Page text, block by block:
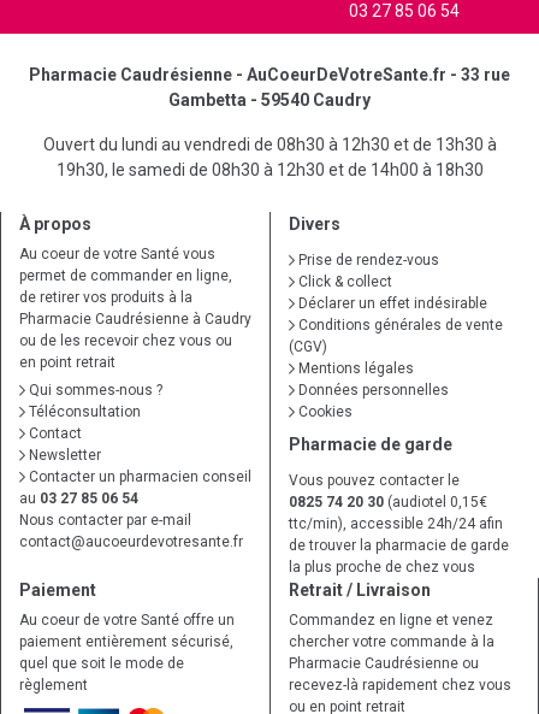
03 27 85 06 54
Pharmacie Caudrésienne - AuCoeurDeVotreSante.fr - 33 rue
Gambetta - 59540 Caudry
Ouvert du lundi au vendredi de 08h30 à 12h30 et de 13h30 à
19h30, le samedi de 08h30 à 12h30 et de 14h00 à 18h30
À propos
Au coeur de votre Santé vous
permet de commander en ligne,
de retirer vos produits à la
Pharmacie Caudrésienne à Caudry
ou de les recevoir chez vous ou
en point retrait
Qui sommes-nous ?
Téléconsultation
Contact
Newsletter
Contacter un pharmacien conseil
au 03 27 85 06 54
Nous contacter par e-mail
contact@aucoeurdevotresante.fr
Divers
Prise de rendez-vous
Click & collect
Déclarer un effet indésirable
Conditions générales de vente
(CGV)
Mentions légales
Données personnelles
Cookies
Pharmacie de garde
Vous pouvez contacter le
0825 74 20 30 (audiotel 0,15€
ttc/min), accessible 24h/24 afin
de trouver la pharmacie de garde
la plus proche de chez vous
Paiement
Au coeur de votre Santé offre un
paiement entièrement sécurisé,
quel que soit le mode de
règlement
Retrait / Livraison
Commandez en ligne et venez
chercher votre commande à la
Pharmacie Caudrésienne ou
recevez-là rapidement chez vous
ou en point retrait